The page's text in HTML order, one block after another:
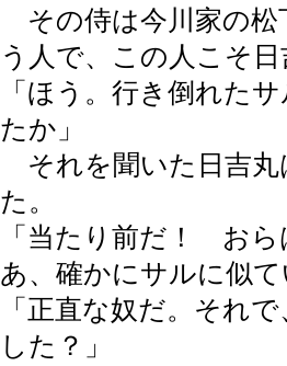
その侍は今川家の松
う人で、この人こそ
「ほう。行き倒れた
たか」
それを聞いた日吉丸
た。
「当たり前だ！ おら
あ、確かにサルに似
「正直な奴だ。それ
した？」